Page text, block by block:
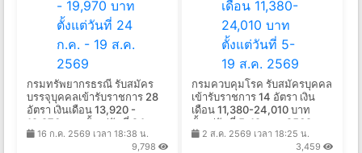
กรมทรัพยากรธรณี รับสมัคร
บรรจุบุคคลเข้ารับราชการ 28
อัตรา เงินเดือน 13,920 -
19,970 บาท ตั้งแต่วันที่ 24
ก.ค. - 19 ส.ค. 2569
16 ก.ค. 2569 เวลา 18:38 น.
9,798
กรมควบคุมโรค รับสมัครบุคคล
เข้ารับราชการ 14 อัตรา เงิน
เดือน 11,380-24,010 บาท
ตั้งแต่วันที่ 5-19 ส.ค. 2569
2 ส.ค. 2569 เวลา 18:25 น.
3,459